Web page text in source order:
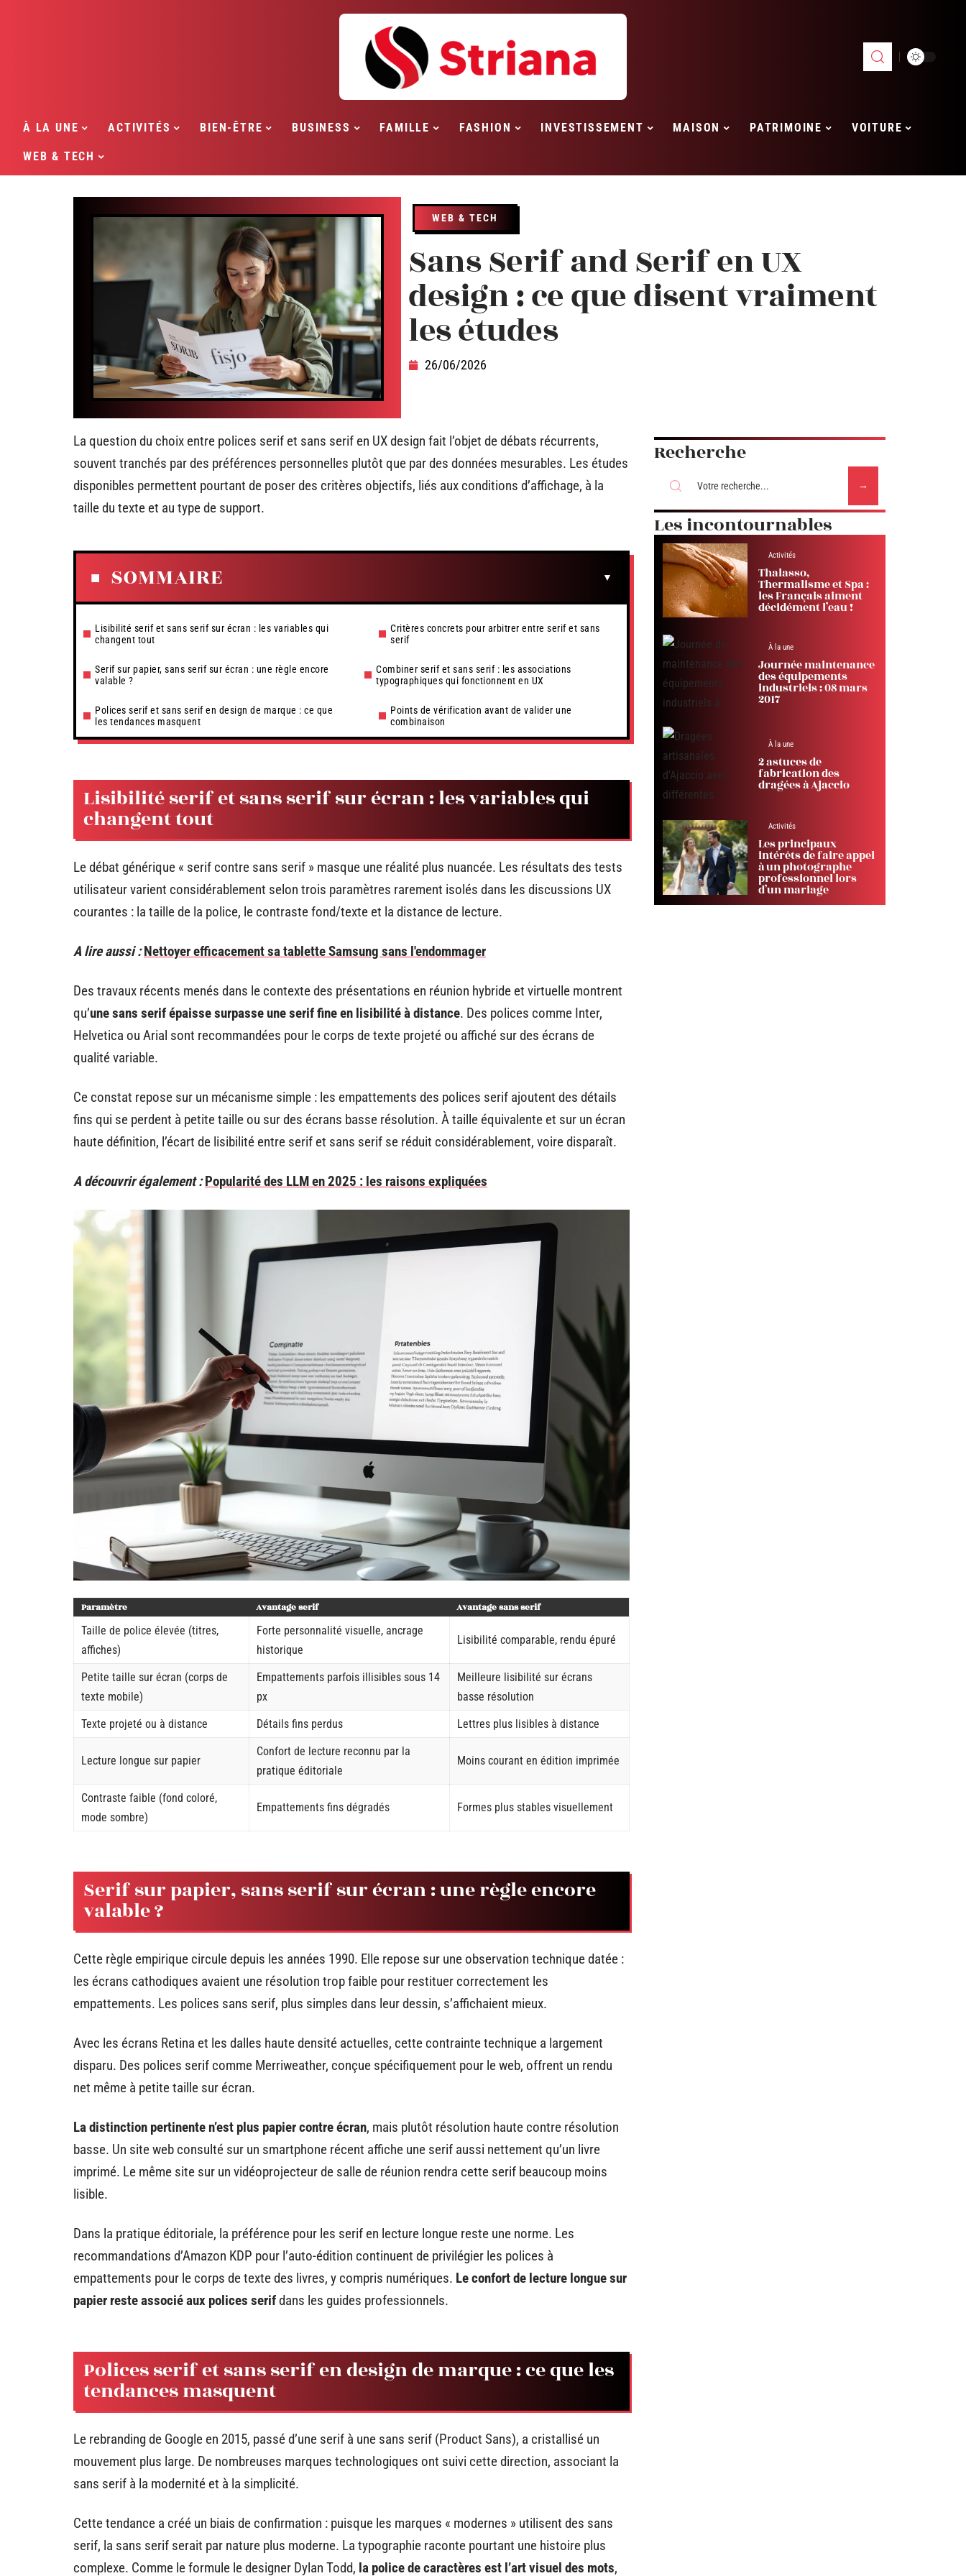
À LA UNE ACTIVITÉS BIEN-ÊTRE BUSINESS FAMILLE FASHION INVESTISSEMENT MAISON PATRIMOINE VOITURE
WEB & TECH
WEB & TECH
Sans Serif and Serif en UX
design : ce que disent vraiment
les études
26/06/2026
La question du choix entre polices serif et sans serif en UX design fait l’objet de débats récurrents,
souvent tranchés par des préférences personnelles plutôt que par des données mesurables. Les études
disponibles permettent pourtant de poser des critères objectifs, liés aux conditions d’affichage, à la
taille du texte et au type de support.
SOMMAIRE
Lisibilité serif et sans serif sur écran : les variables qui
changent tout
Serif sur papier, sans serif sur écran : une règle encore
valable ?
Polices serif et sans serif en design de marque : ce que
les tendances masquent
Critères concrets pour arbitrer entre serif et sans
serif
Combiner serif et sans serif : les associations
typographiques qui fonctionnent en UX
Points de vérification avant de valider une
combinaison
Lisibilité serif et sans serif sur écran : les variables qui
changent tout
Le débat générique « serif contre sans serif » masque une réalité plus nuancée. Les résultats des tests
utilisateur varient considérablement selon trois paramètres rarement isolés dans les discussions UX
courantes : la taille de la police, le contraste fond/texte et la distance de lecture.
A lire aussi : Nettoyer efficacement sa tablette Samsung sans l'endommager
Des travaux récents menés dans le contexte des présentations en réunion hybride et virtuelle montrent
qu’une sans serif épaisse surpasse une serif fine en lisibilité à distance. Des polices comme Inter,
Helvetica ou Arial sont recommandées pour le corps de texte projeté ou affiché sur des écrans de
qualité variable.
Ce constat repose sur un mécanisme simple : les empattements des polices serif ajoutent des détails
fins qui se perdent à petite taille ou sur des écrans basse résolution. À taille équivalente et sur un écran
haute définition, l’écart de lisibilité entre serif et sans serif se réduit considérablement, voire disparaît.
A découvrir également : Popularité des LLM en 2025 : les raisons expliquées
Paramètre Avantage serif Avantage sans serif
Taille de police élevée (titres,
affiches)
Forte personnalité visuelle, ancrage
historique
Lisibilité comparable, rendu épuré
Petite taille sur écran (corps de
texte mobile)
Empattements parfois illisibles sous 14
px
Meilleure lisibilité sur écrans
basse résolution
Texte projeté ou à distance
Détails fins perdus Lettres plus lisibles à distance
Lecture longue sur papier
Confort de lecture reconnu par la
pratique éditoriale
Moins courant en édition imprimée
Contraste faible (fond coloré,
mode sombre)
Empattements fins dégradés Formes plus stables visuellement
Serif sur papier, sans serif sur écran : une règle encore
valable ?
Cette règle empirique circule depuis les années 1990. Elle repose sur une observation technique datée :
les écrans cathodiques avaient une résolution trop faible pour restituer correctement les
empattements. Les polices sans serif, plus simples dans leur dessin, s’affichaient mieux.
Avec les écrans Retina et les dalles haute densité actuelles, cette contrainte technique a largement
disparu. Des polices serif comme Merriweather, conçue spécifiquement pour le web, offrent un rendu
net même à petite taille sur écran.
La distinction pertinente n’est plus papier contre écran, mais plutôt résolution haute contre résolution
basse. Un site web consulté sur un smartphone récent affiche une serif aussi nettement qu’un livre
imprimé. Le même site sur un vidéoprojecteur de salle de réunion rendra cette serif beaucoup moins
lisible.
Dans la pratique éditoriale, la préférence pour les serif en lecture longue reste une norme. Les
recommandations d’Amazon KDP pour l’auto-édition continuent de privilégier les polices à
empattements pour le corps de texte des livres, y compris numériques. Le confort de lecture longue sur
papier reste associé aux polices serifdans les guides professionnels.
Polices serif et sans serif en design de marque : ce que les
tendances masquent
Le rebranding de Google en 2015, passé d’une serif à une sans serif (Product Sans), a cristallisé un
mouvement plus large. De nombreuses marques technologiques ont suivi cette direction, associant la
sans serif à la modernité et à la simplicité.
Cette tendance a créé un biais de confirmation : puisque les marques « modernes » utilisent des sans
serif, la sans serif serait par nature plus moderne. La typographie raconte pourtant une histoire plus
complexe. Comme le formule le designer Dylan Todd, la police de caractères est l’art visuel des mots,
Recherche
Les incontournables
Activités
Thalasso,
Thermalisme et Spa :
les Français aiment
décidément l’eau !
À la une
Journée maintenance
des équipements
industriels : 08 mars
2017
À la une
2 astuces de
fabrication des
dragées à Ajaccio
Activités
Les principaux
intérêts de faire appel
à un photographe
professionnel lors
d’un mariage